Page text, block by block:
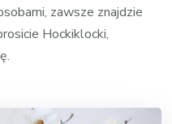
zawsze znajdzie
Hockiklocki,